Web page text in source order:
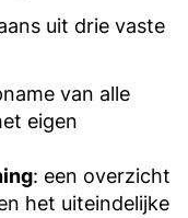
uit drie vaste
van alle
eigen
: een overzicht
het uiteindelijke